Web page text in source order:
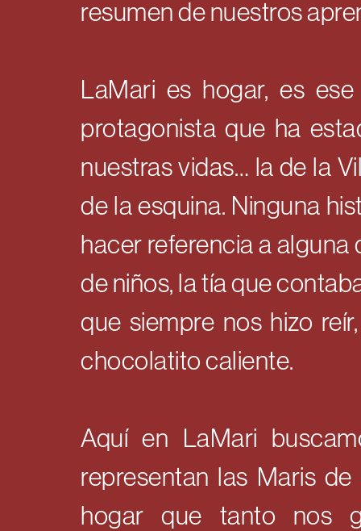
resumen de nuestros
LaMari es hogar, es
protagonista que ha
nuestras vidas… la de la
de la esquina. Ninguna
hacer referencia a alguna
de niños, la tía que
que siempre nos hizo
chocolatito caliente.
Aquí en LaMari
representan las Maris
hogar que tanto nos